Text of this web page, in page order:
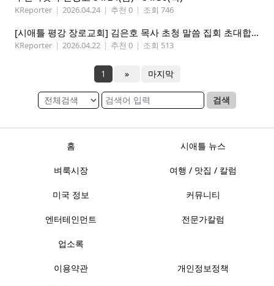
KReporter | 2026.04.24 | 추천 0 | 조회 746
[시애틀 평강 장로교회] 김은호 목사 초청 말씀 집회 초대합니다 5/3-5
KReporter | 2026.04.22 | 추천 0 | 조회 513
1 » 마지막
검색
홈 시애틀 뉴스
벼룩시장 여행 / 맛집 / 칼럼
미국 정보 커뮤니티
엔터테인먼트 전문가칼럼
업소록
이용약관 개인정보정책